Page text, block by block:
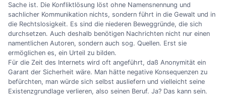
Sache ist. Die Konfliktlösung löst ohne Namensnennung und
sachlicher Kommunikation nichts, sondern führt in die Gewalt und in
die Rechtslosigkeit. Es sind die niederen Beweggründe, die sich
durchsetzen. Auch deshalb benötigen Nachrichten nicht nur einen
namentlichen Autoren, sondern auch sog. Quellen. Erst sie
ermöglichen es, ein Urteil zu bilden.
Für die Zeit des Internets wird oft angeführt, daß Anonymität ein
Garant der Sicherheit wäre. Man hätte negative Konsequenzen zu
befürchten, man würde sich selbst ausliefern und vielleicht seine
Existenzgrundlage verlieren, also seinen Beruf. Ja? Das kann sein.